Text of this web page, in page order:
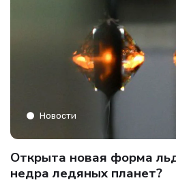
Новости
Открыта новая форма
недра ледяных планет?